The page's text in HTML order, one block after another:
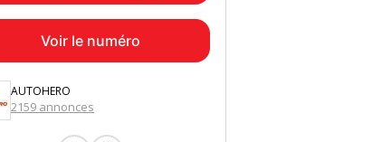
Voir le numéro
AUTOHERO
2159 annonces